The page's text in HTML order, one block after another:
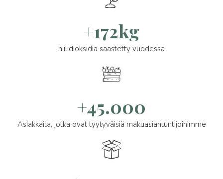
+172kg
hiilidioksidia säästetty vuodessa
+45.000
Asiakkaita, jotka ovat tyytyväisiä makuasiantuntijoihimme